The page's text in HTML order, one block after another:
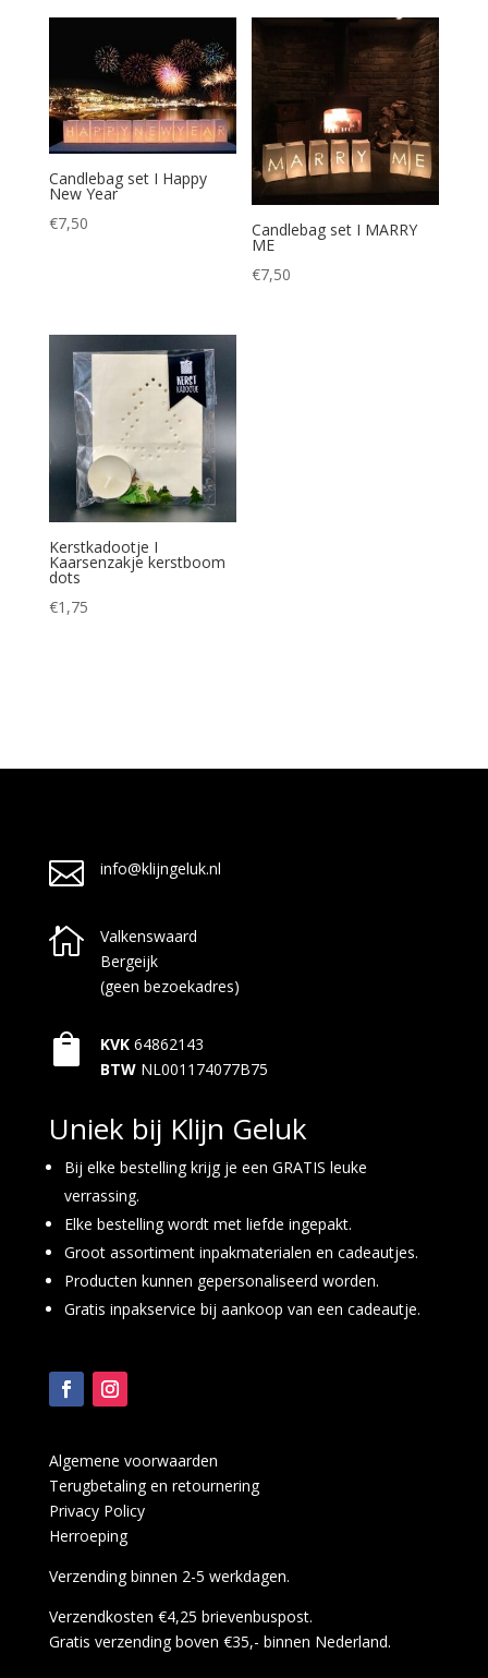
Candlebag set I Happy
New Year
€7,50 Candlebag set I MARRY
ME
€7,50
Kerstkadootje I
Kaarsenzakje kerstboom
dots
€1,75
 info@klijngeluk.nl

Valkenswaard
Bergeijk
(geen bezoekadres)
 KVK 64862143
BTW NL001174077B75
Uniek bij Klijn Geluk
Bij elke bestelling krijg je een GRATIS leuke
verrassing.
Elke bestelling wordt met liefde ingepakt.
Groot assortiment inpakmaterialen en cadeautjes.
Producten kunnen gepersonaliseerd worden.
Gratis inpakservice bij aankoop van een cadeautje.
Algemene voorwaarden
Terugbetaling en retournering
Privacy Policy
Herroeping
Verzending binnen 2-5 werkdagen.
Verzendkosten €4,25 brievenbuspost.
Gratis verzending boven €35,- binnen Nederland.